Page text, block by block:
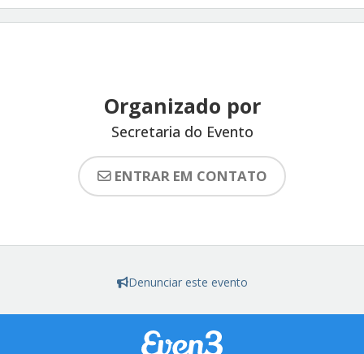
Organizado por
Secretaria do Evento
ENTRAR EM CONTATO
Denunciar este evento